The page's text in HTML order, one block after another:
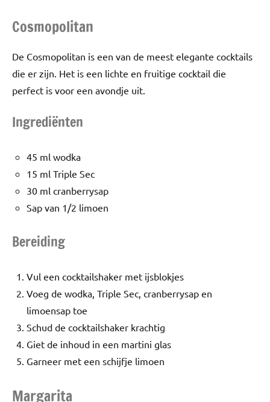
Cosmopolitan
De Cosmopolitan is een van de meest elegante cocktails
die er zijn. Het is een lichte en fruitige cocktail die
perfect is voor een avondje uit.
Ingrediënten
45 ml wodka
15 ml Triple Sec
30 ml cranberrysap
Sap van 1/2 limoen
Bereiding
Vul een cocktailshaker met ijsblokjes
Voeg de wodka, Triple Sec, cranberrysap en
limoensap toe
Schud de cocktailshaker krachtig
Giet de inhoud in een martini glas
Garneer met een schijfje limoen
Margarita